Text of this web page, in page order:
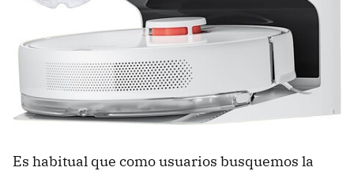
Es habitual que como usuarios busquemos la